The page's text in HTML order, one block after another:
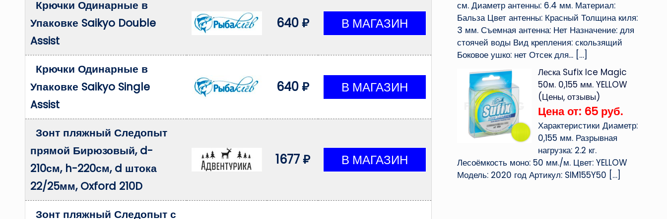
Крючки Одинарные в
Упаковке Saikyo Double
Assist
640 ₽
Крючки Одинарные в
Упаковке Saikyo Single
Assist
640 ₽
Зонт пляжный Следопыт
прямой Бирюзовый, d-
210см, h-220см, d штока
22/25мм, Oxford 210D
1677 ₽
Зонт пляжный Следопыт с
см. Диаметр антенны: 6.4 мм. Материал:
Бальза Цвет антенны: Красный Толщина киля:
3 мм. Съемная антенна: Нет Назначение: для
стоячей воды Вид крепления: скользящий
Боковое ушко: нет Отсек для...[…]
Леска Sufix Ice Magic
50м. 0,155 мм. YELLOW
(Цены, отзывы)
Цена от: 65 руб.
Характеристики Диаметр:
0,155 мм. Разрывная
нагрузка: 2.2 кг.
Лесоёмкость моно: 50 мм./м. Цвет: YELLOW
Модель: 2020 год Артикул: SIM155Y50 […]